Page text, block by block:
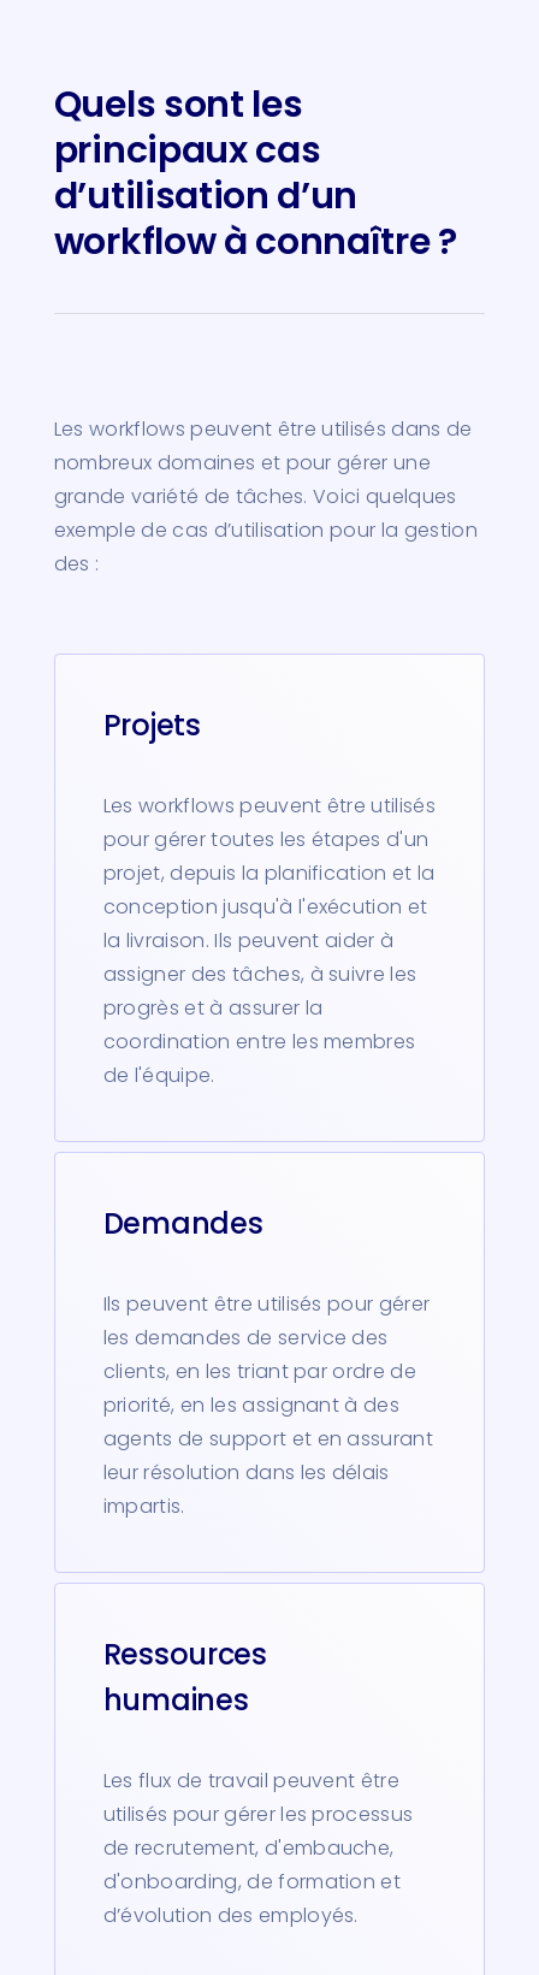
Quels sont les
principaux cas
d’utilisation d’un
workflow à connaître ?
Les workflows peuvent être utilisés dans de
nombreux domaines et pour gérer une
grande variété de tâches. Voici quelques
exemple de cas d’utilisation pour la gestion
des :
Projets
Les workflows peuvent être utilisés
pour gérer toutes les étapes d'un
projet, depuis la planification et la
conception jusqu'à l'exécution et
la livraison. Ils peuvent aider à
assigner des tâches, à suivre les
progrès et à assurer la
coordination entre les membres
de l'équipe.
Demandes
Ils peuvent être utilisés pour gérer
les demandes de service des
clients, en les triant par ordre de
priorité, en les assignant à des
agents de support et en assurant
leur résolution dans les délais
impartis.
Ressources
humaines
Les flux de travail peuvent être
utilisés pour gérer les processus
de recrutement, d'embauche,
d'onboarding, de formation et
d’évolution des employés.